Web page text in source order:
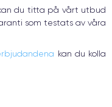
du titta på vårt utbud
som testats av våra
kan du kolla